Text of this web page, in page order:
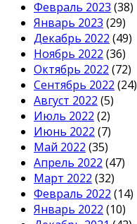
Февраль 2023 (38)
Январь 2023 (29)
Декабрь 2022 (49)
Ноябрь 2022 (36)
Октябрь 2022 (72)
Сентябрь 2022 (24)
Август 2022 (5)
Июль 2022 (2)
Июнь 2022 (7)
Май 2022 (35)
Апрель 2022 (47)
Март 2022 (32)
Февраль 2022 (14)
Январь 2022 (10)